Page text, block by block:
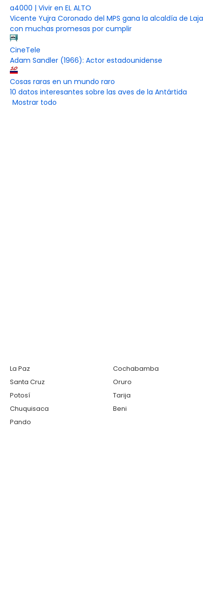
a4000 | Vivir en EL ALTO
Vicente Yujra Coronado del MPS gana la alcaldía de Laja
con muchas promesas por cumplir
CineTele
Adam Sandler (1966): Actor estadounidense
Cosas raras en un mundo raro
10 datos interesantes sobre las aves de la Antártida
Mostrar todo
La Paz
Cochabamba
Santa Cruz
Oruro
Potosí
Tarija
Chuquisaca
Beni
Pando